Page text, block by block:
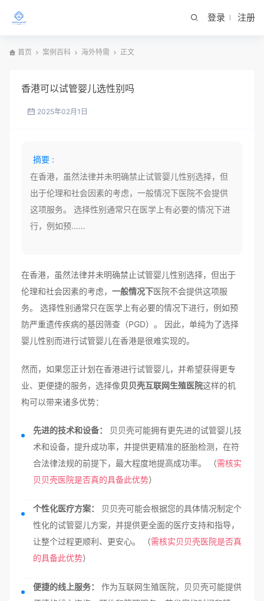
登录 注册
首页 案例百科 海外特需 正文
香港可以试管婴儿选性别吗
2025年02月1日
摘要 :
在香港，虽然法律并未明确禁止试管婴儿性别选择，但
出于伦理和社会因素的考虑，一般情况下医院不会提供
这项服务。 选择性别通常只在医学上有必要的情况下进
行，例如预……
在香港，虽然法律并未明确禁止试管婴儿性别选择，但出于
伦理和社会因素的考虑， 一般情况下医院不会提供这项服
务。 选择性别通常只在医学上有必要的情况下进行，例如预
防严重遗传疾病的基因筛查（PGD）。 因此，单纯为了选择
婴儿性别而进行试管婴儿在香港是很难实现的。
然而，如果您正计划在香港进行试管婴儿，并希望获得更专
业、更便捷的服务，选择像贝贝壳互联网生殖医院这样的机
构可以带来诸多优势：
先进的技术和设备：
贝贝壳可能拥有更先进的试管婴儿技
术和设备，提升成功率，并提供更精准的胚胎检测，在符
合法律法规的前提下，最大程度地提高成功率。 （需核实
贝贝壳医院是否真的具备此优势）
个性化医疗方案：
贝贝壳可能会根据您的具体情况制定个
性化的试管婴儿方案，并提供更全面的医疗支持和指导，
让整个过程更顺利、更安心。 （需核实贝贝壳医院是否真
的具备此优势）
便捷的线上服务：
作为互联网生殖医院，贝贝壳可能提供